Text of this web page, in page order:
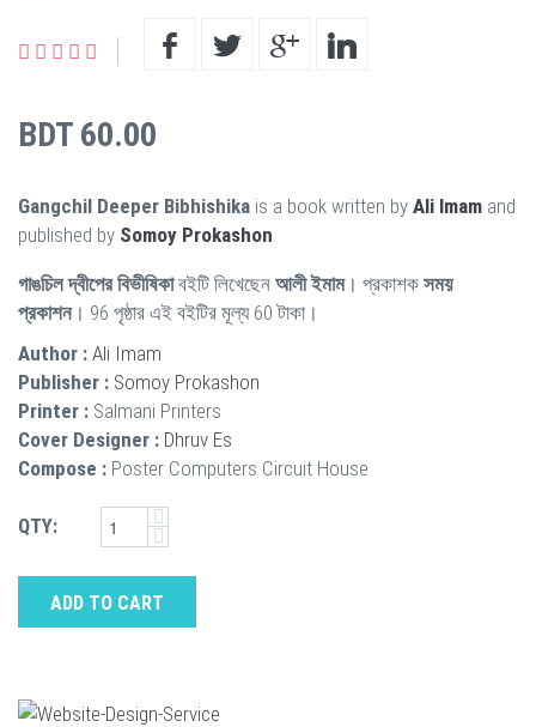
BDT 60.00
Gangchil Deeper Bibhishika is a book written by Ali Imam and
published by Somoy Prokashon
গাঙচিল দ্বীপের বিভীষিকাবইটি লিখেছেন আলী ইমাম। প্রকাশক সময়
প্রকাশন। 96 পৃষ্ঠার এই বইটির মূল্য 60 টাকা।
Author : Ali Imam
Publisher : Somoy Prokashon
Printer : Salmani Printers
Cover Designer : Dhruv Es
Compose : Poster Computers Circuit House
QTY:
ADD TO CART